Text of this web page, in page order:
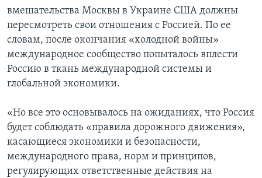
вмешательства Москвы в Украине США должны
пересмотреть свои отношения с Россией. По ее
словам, после окончания «холодной войны»
международное сообщество попыталось вплести
Россию в ткань международной системы и
глобальной экономики.
«Но все это основывалось на ожиданиях, что Россия
будет соблюдать «правила дорожного движения»,
касающиеся экономики и безопасности,
международного права, норм и принципов,
регулирующих ответственные действия на